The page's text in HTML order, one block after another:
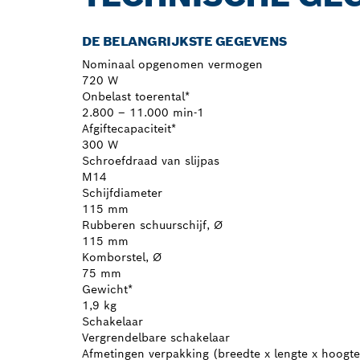
DE BELANGRIJKSTE GEGEVENS
Nominaal opgenomen vermogen
720 W
Onbelast toerental*
2.800 – 11.000 min-1
Afgiftecapaciteit*
300 W
Schroefdraad van slijpas
M14
Schijfdiameter
115 mm
Rubberen schuurschijf, Ø
115 mm
Komborstel, Ø
75 mm
Gewicht*
1,9 kg
Schakelaar
Vergrendelbare schakelaar
Afmetingen verpakking (breedte x lengte x